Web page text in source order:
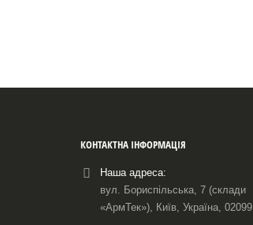
КОНТАКТНА ІНФОРМАЦІЯ
Наша адреса:
вул. Бориспільська, 7 (склади
«АрмТек»), Київ, Україна, 02099